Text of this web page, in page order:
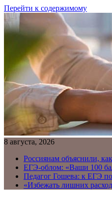
Перейти к содержимому
8 августа, 2026
Россиянам объяснили,
ЕГЭ-облом: «Ваши 100
Педагог Гошева: к ЕГЭ
«Избежать лишних